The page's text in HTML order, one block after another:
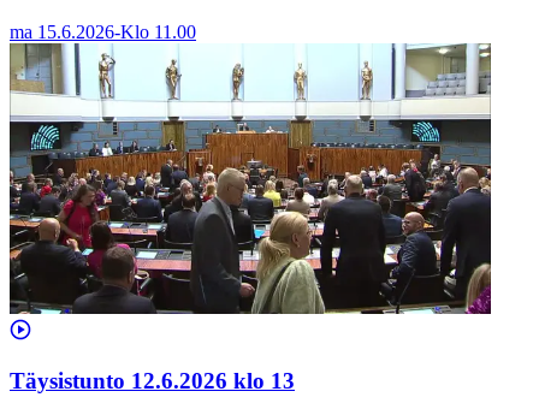
ma 15.6.2026-Klo 11.00
Täysistunto 12.6.2026 klo 13